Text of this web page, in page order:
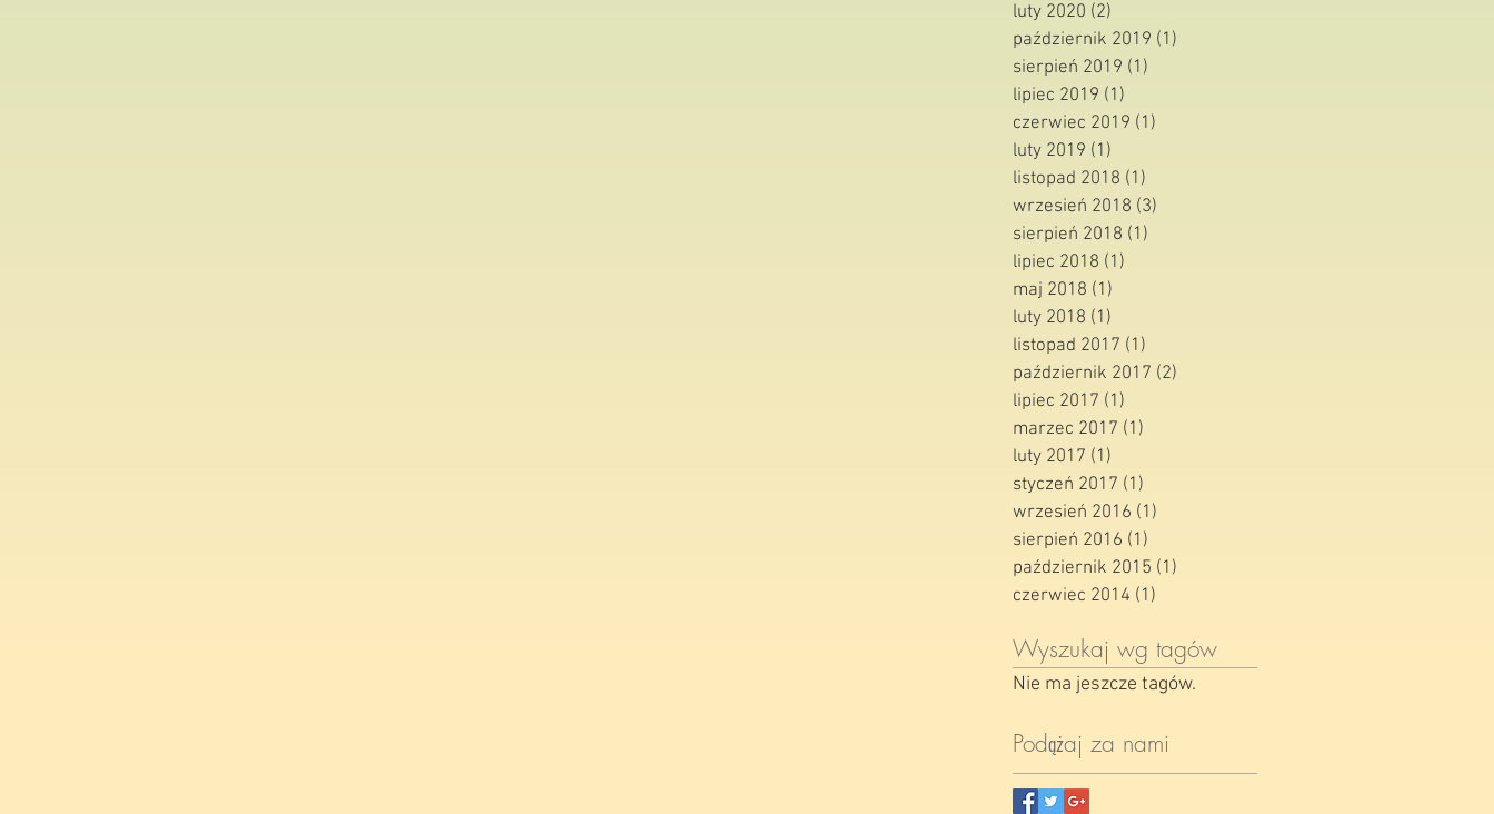
luty 2020 (2)
październik 2019 (1)
sierpień 2019 (1)
lipiec 2019 (1)
czerwiec 2019 (1)
luty 2019 (1)
listopad 2018 (1)
wrzesień 2018 (3)
sierpień 2018 (1)
lipiec 2018 (1)
maj 2018 (1)
luty 2018 (1)
listopad 2017 (1)
październik 2017 (2)
lipiec 2017 (1)
marzec 2017 (1)
luty 2017 (1)
styczeń 2017 (1)
wrzesień 2016 (1)
sierpień 2016 (1)
październik 2015 (1)
czerwiec 2014 (1)
Wyszukaj wg tagów
Nie ma jeszcze tagów.
Podążaj za nami